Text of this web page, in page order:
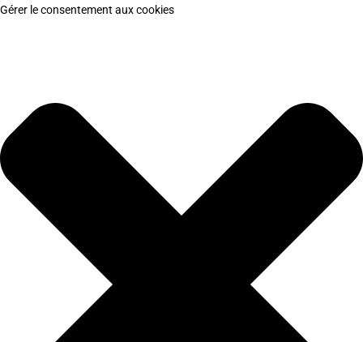
Gérer le consentement aux cookies